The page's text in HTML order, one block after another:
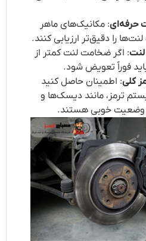
حرفه‌ای: مکانیک‌های ماهر
را دقیق‌تر ارزیابی کنند.
: اگر ضخامت لنت کمتر از
کلی: اطمینان حاصل کنید
ترمز، مانند دیسک‌ها و
وضعیت خوبی هستند.